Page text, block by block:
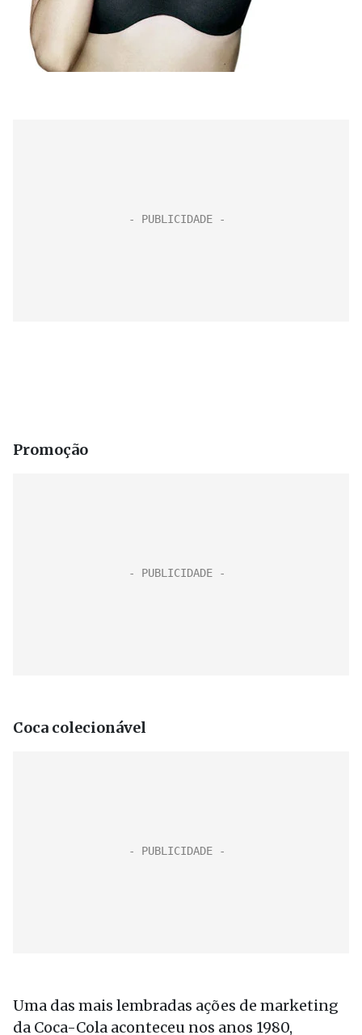
Promoção
Coca colecionável
Uma das mais lembradas ações de marketing
da Coca-Cola aconteceu nos anos 1980,